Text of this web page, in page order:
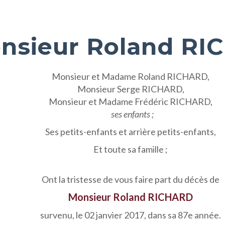
Roland
Monsieur et Madame Roland RICHARD,
Monsieur Serge RICHARD,
Monsieur et Madame Frédéric RICHARD,
ses enfants ;
Ses petits-enfants et arrière petits-enfants,
Et toute sa famille ;
Ont la tristesse de vous faire part du décès de
Monsieur Roland RICHARD
survenu, le 02 janvier 2017, dans sa 87e année.